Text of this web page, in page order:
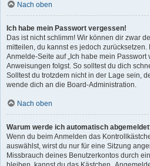
Nach oben
Ich habe mein Passwort vergessen!
Das ist nicht schlimm! Wir können dir zwar
mitteilen, du kannst es jedoch
Anmelde-Seite auf „Ich habe mein Passwort
Anweisungen folgst. So solltest du dich
Solltest du trotzdem nicht in der Lage sein,
wende dich an die Board-Administration.
Nach oben
Warum werde ich automatisch
Wenn du beim Anmelden das
auswählst, wirst du nur für eine Sitzung
Missbrauch deines Benutzerkontos durch